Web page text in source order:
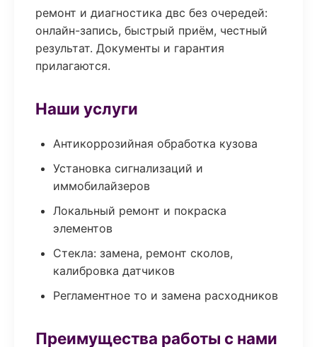
ремонт и диагностика двс без очередей:
онлайн-запись, быстрый приём, честный
результат. Документы и гарантия
прилагаются.
Наши услуги
Антикоррозийная обработка кузова
Установка сигнализаций и
иммобилайзеров
Локальный ремонт и покраска
элементов
Стекла: замена, ремонт сколов,
калибровка датчиков
Регламентное то и замена расходников
Преимущества работы с нами